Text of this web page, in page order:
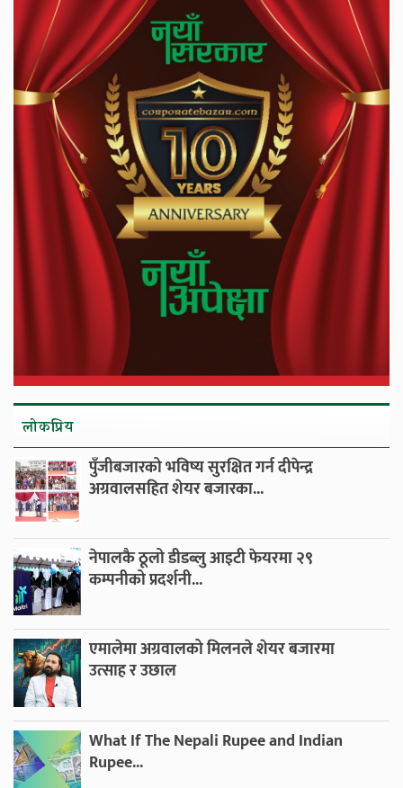
लाेकप्रिय
पुँजीबजारको भविष्य सुरक्षित गर्न दीपेन्द्र
अग्रवालसहित शेयर बजारका...
नेपालकै ठूलो डीडब्लु आइटी फेयरमा २९
कम्पनीको प्रदर्शनी...
एमालेमा अग्रवालको मिलनले शेयर बजारमा
उत्साह र उछाल
What If The Nepali Rupee and Indian
Rupee...